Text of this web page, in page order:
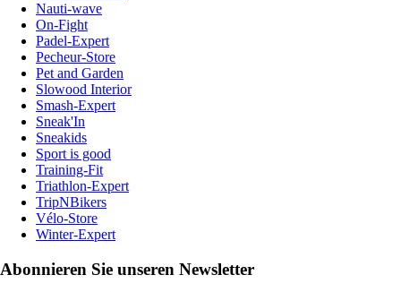
Nauti-wave
On-Fight
Padel-Expert
Pecheur-Store
Pet and Garden
Slowood Interior
Smash-Expert
Sneak'In
Sneakids
Sport is good
Training-Fit
Triathlon-Expert
TripNBikers
Vélo-Store
Winter-Expert
Abonnieren Sie unseren Newsletter